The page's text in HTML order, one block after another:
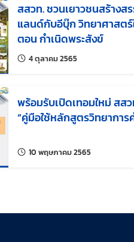
สสวท. ชวนเยาวชนสร้างส
แลนด์กับอีบุ๊ก วิทยาศาสต
ตอน กำเนิดพระสังข์
4 ตุลาคม 2565แก้ไขล่าสุดเมื่อ:
พร้อมรับเปิดเทอมใหม่ สส
“คู่มือใช้หลักสูตรวิทยากา
10 พฤษภาคม 2565แก้ไขล่าสุดเมื่อ: